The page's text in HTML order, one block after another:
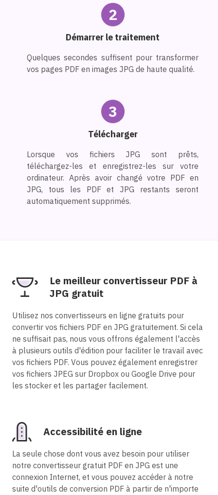
2
Démarrer le traitement
Quelques secondes suffisent pour transformer
vos pages PDF en images JPG de haute qualité.
3
Télécharger
Lorsque vos fichiers JPG sont prêts,
téléchargez-les et enregistrez-les sur votre
ordinateur. Après avoir changé votre PDF en
JPG, tous les PDF et JPG restants seront
automatiquement supprimés.
Le meilleur convertisseur PDF à
JPG gratuit
Utilisez nos convertisseurs en ligne gratuits pour
convertir vos fichiers PDF en JPG gratuitement. Si cela
ne suffisait pas, nous vous offrons également l'accès
à plusieurs outils d'édition pour faciliter le travail avec
vos fichiers PDF. Vous pouvez également enregistrer
vos fichiers JPEG sur Dropbox ou Google Drive pour
les stocker et les partager facilement.
Accessibilité en ligne
La seule chose dont vous avez besoin pour utiliser
notre convertisseur gratuit PDF en JPG est une
connexion Internet, et vous pouvez accéder à notre
suite d'outils de conversion PDF à partir de n'importe